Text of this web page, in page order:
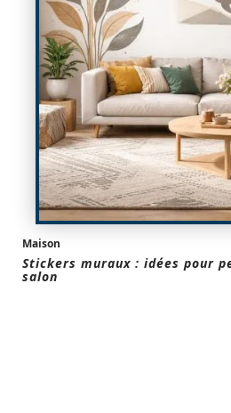
Maison
Stickers muraux : idées pour
salon